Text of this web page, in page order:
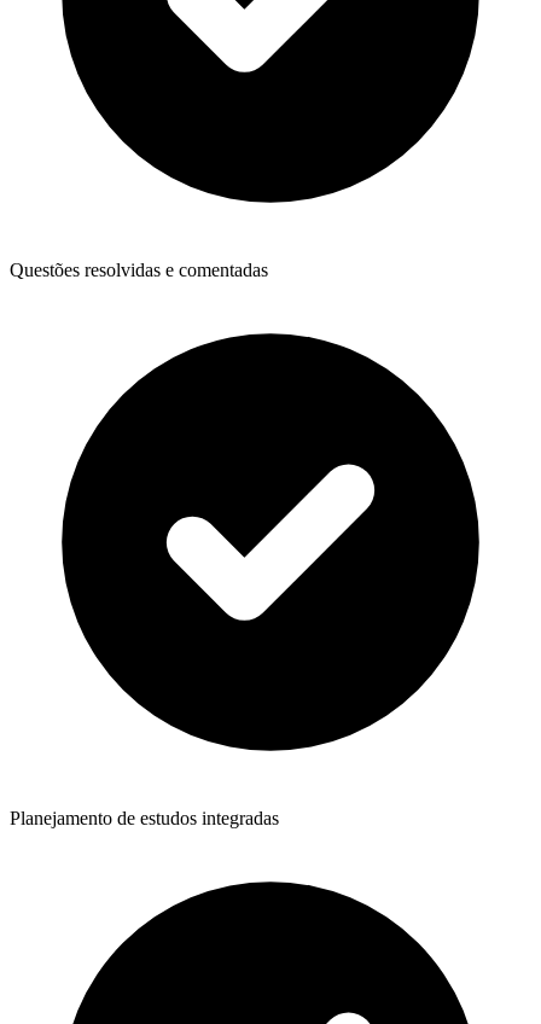
Questões resolvidas e comentadas
Planejamento de estudos integradas